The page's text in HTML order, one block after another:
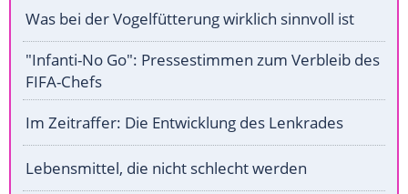
Was bei der Vogelfütterung wirklich sinnvoll ist
"Infanti-No Go": Pressestimmen zum Verbleib des
FIFA-Chefs
Im Zeitraffer: Die Entwicklung des Lenkrades
Lebensmittel, die nicht schlecht werden